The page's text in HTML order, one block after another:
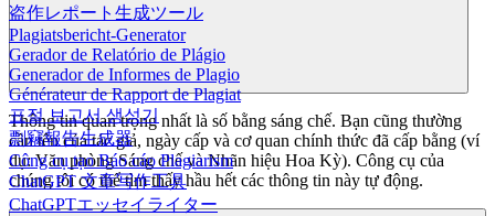
盗作レポート生成ツール
Plagiatsbericht-Generator
Gerador de Relatório de Plágio
Generador de Informes de Plagio
Générateur de Rapport de Plagiat
표절 보고서 생성기
剽竊報告生成器
Công cụ tạo Báo cáo Plagiarism
ChatGPT 文章写作工具
ChatGPTエッセイライター
Thông tin quan trọng nhất là số bằng sáng chế. Bạn cũng thường
cần tên của tác giả, ngày cấp và cơ quan chính thức đã cấp bằng (ví
dụ: Văn phòng Sáng chế và Nhãn hiệu Hoa Kỳ). Công cụ của
chúng tôi có thể tìm thấy hầu hết các thông tin này tự động.